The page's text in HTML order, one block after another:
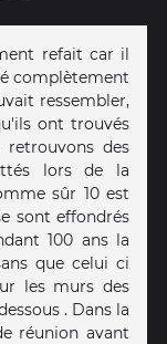
refait car il
complètement
ressembler,
ont trouvés
des
lors de la
sûr 10 est
sont effondrés
100 ans la
que celui ci
les murs des
. Dans la
réunion avant